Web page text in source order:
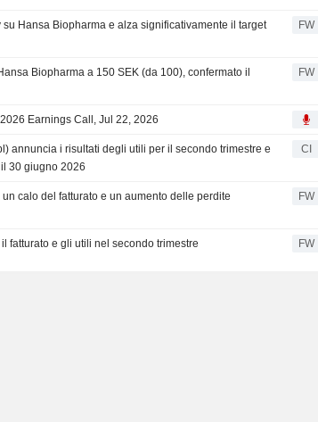
Hansa Biopharma e alza significativamente il target
FW
Biopharma a 150 SEK (da 100), confermato il
FW
Earnings Call, Jul 22, 2026
annuncia i risultati degli utili per il secondo trimestre e
30 giugno 2026
CI
calo del fatturato e un aumento delle perdite
FW
fatturato e gli utili nel secondo trimestre FW